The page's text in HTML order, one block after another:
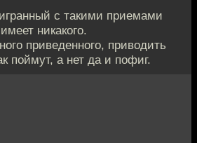
с такими приемами
никакого.
приведенного, приводить
поймут, а нет да и пофиг.